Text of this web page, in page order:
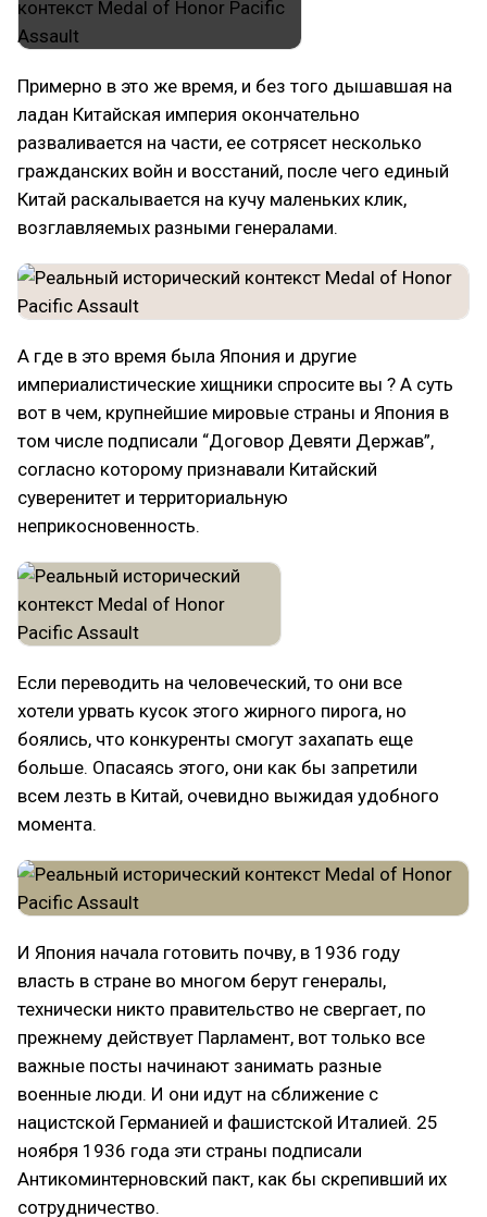
Примерно в это же время, и без того дышавшая на
ладан Китайская империя окончательно
разваливается на части, ее сотрясет несколько
гражданских войн и восстаний, после чего единый
Китай раскалывается на кучу маленьких клик,
возглавляемых разными генералами.
А где в это время была Япония и другие
империалистические хищники спросите вы ? А суть
вот в чем, крупнейшие мировые страны и Япония в
том числе подписали “Договор Девяти Держав”,
согласно которому признавали Китайский
суверенитет и территориальную
неприкосновенность.
Если переводить на человеческий, то они все
хотели урвать кусок этого жирного пирога, но
боялись, что конкуренты смогут захапать еще
больше. Опасаясь этого, они как бы запретили
всем лезть в Китай, очевидно выжидая удобного
момента.
И Япония начала готовить почву, в 1936 году
власть в стране во многом берут генералы,
технически никто правительство не свергает, по
прежнему действует Парламент, вот только все
важные посты начинают занимать разные
военные люди. И они идут на сближение с
нацистской Германией и фашистской Италией. 25
ноября 1936 года эти страны подписали
Антикоминтерновский пакт, как бы скрепивший их
сотрудничество.